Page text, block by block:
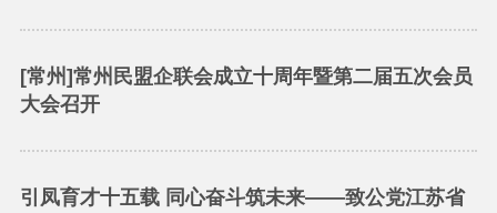
[常州]常州民盟企联会成立十周年暨第二届五次会员
大会召开
引凤育才十五载 同心奋斗筑未来——致公党江苏省